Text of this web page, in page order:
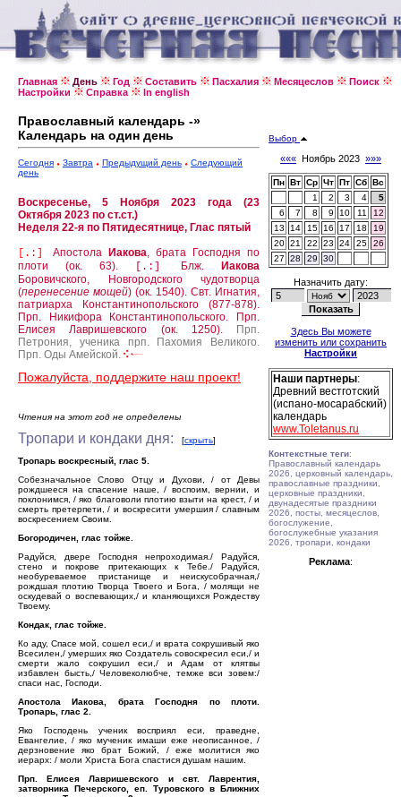
Главная День Год Составить Пасхалия Месяцеслов
Поиск
Настройки
Справка In english
Православный календарь -»
Календарь на один день
Сегодня Завтра Предыдущий день
Следующий
день
Воскресенье, 5 Ноября 2023 года (23
Октября 2023 по ст.ст.)
Неделя 22-я по Пятидесятнице, Глас пятый
[.:] Апостола Иакова, брата Господня по
плоти (ок. 63).
[.:] Блж.
Иакова
Боровичского, Новгородского чудотворца
(перенесение мощей) (ок. 1540). Свт. Игнатия,
патриарха Константинопольского (877-878).
Прп. Никифора Константинопольского.
Прп.
Елисея Лавришевского (ок. 1250).
Прп.
Петрония, ученика прп. Пахомия Великого.
Прп. Оды Амейской.
Пожалуйста, поддержите наш проект!
Чтения на этот год не определены
Тропари и кондаки дня: [скрыть]
Тропарь воскресный, глас 5.
Собезначальное Слово Отцу и Духови, / от Девы
рождшееся на спасение наше, / воспоим, вернии, и
поклонимся, / яко благоволи плотию взыти на крест, / и
смерть претерпети, / и воскресити умершия / славным
воскресением Своим.
Богородичен, глас тойже.
Радуйся, двере Господня непроходимая./ Радуйся,
стено и покрове притекающих к Тебе./ Радуйся,
необуреваемое пристанище и неискусобрачная,/
рождшая плотию Творца Твоего и Бога, / молящи не
оскудевай о воспевающих,/ и кланяющихся Рождеству
Твоему.
Кондак, глас тойже.
Ко аду, Спасе мой, сошел еси,/ и врата сокрушивый яко
Всесилен,/ умерших яко Создатель совоскресил еси,/ и
смерти жало сокрушил еси,/ и Адам от клятвы
избавлен бысть,/ Человеколюбче, темже вси зовем:/
спаси нас, Господи.
Апостола Иакова, брата Господня по плоти.
Тропарь, глас 2.
Яко Господень ученик восприял еси, праведне,
Евангелие, / яко мученик имаши еже неописанное, /
дерзновение яко брат Божий, / еже молитися яко
иерарх: / моли Христа Бога спастися душам нашим.
Прп. Елисея Лавришевского и свт. Лаврентия,
затворника Печерского, еп. Туровского в Ближних
Выбор
««« Ноябрь 2023 »»»
Пн Вт Ср Чт Пт Сб Вс
1
2 3 4
5
6
7 8 9 10 11
12
13
14 15 16 17 18
19
20 21 22 23 24 25
26
27
28 29 30
Назначить дату:
Здесь Вы можете
изменить или сохранить
Настройки
Наши партнеры:
Древний вестготский
(испано-мосарабский)
календарь
www.Toletanus.ru
Контекстные теги:
Православный календарь
2026, церковный календарь,
православные праздники,
церковные праздники,
двунадесятые праздники
2026, посты, месяцеслов,
богослужение,
богослужебные указания
2026, тропари, кондаки
Реклама: